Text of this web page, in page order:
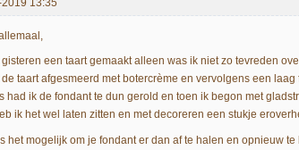
gisteren een taart gemaakt alleen was ik niet zo tevreden
de taart afgesmeerd met botercrème en vervolgens een
had ik de fondant te dun gerold en toen ik begon met
ik het wel laten zitten en met decoreren een stukje
het mogelijk om je fondant er dan af te halen en opnieuw